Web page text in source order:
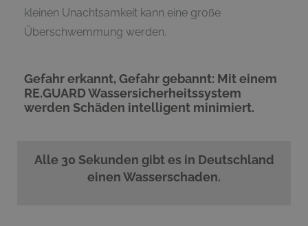
kleinen Unachtsamkeit kann eine große
Überschwemmung werden.
Gefahr erkannt, Gefahr gebannt: Mit einem
RE.GUARD Wassersicherheitssystem
werden Schäden intelligent minimiert.
Alle 30 Sekunden gibt es in Deutschland
einen Wasserschaden.